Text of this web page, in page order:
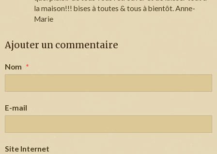
la maison!!! bises à toutes & tous à bientôt. Anne-
Marie
Ajouter un commentaire
Nom
E-mail
Site Internet